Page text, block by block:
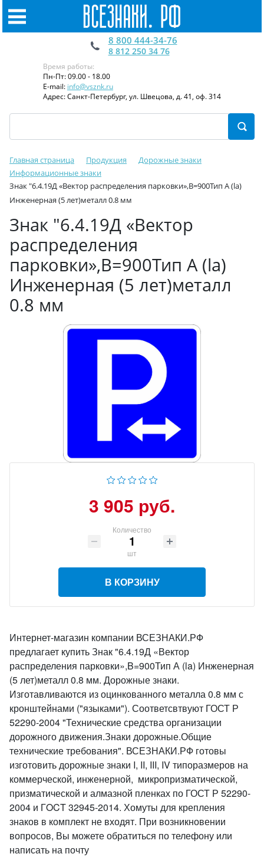
8 800 444-34-76
8 812 250 34 76
Время работы:
Пн-Пт: 09.00 - 18.00
E-mail: info@vsznk.ru
Адрес: Санкт-Петербург, ул. Швецова, д. 41, оф. 314
Главная страница Продукция
Дорожные знаки
Информационные знаки
Знак "6.4.19Д «Вектор распределения парковки»,B=900Тип А (la)
Инженерная (5 лет)металл 0.8 мм
Знак "6.4.19Д «Вектор
распределения
парковки»,B=900Тип А (la)
Инженерная (5 лет)металл
0.8 мм
3 905 руб.
Количество
шт
В КОРЗИНУ
Интернет-магазин компании ВСЕЗНАКИ.РФ
предлагает купить Знак "6.4.19Д «Вектор
распределения парковки»,B=900Тип А (la) Инженерная
(5 лет)металл 0.8 мм. Дорожные знаки.
Изготавливаются из оцинкованного металла 0.8 мм с
кронштейнами ("языками"). Соответсвтвуют ГОСТ Р
52290-2004 "Технические средства организации
дорожного движения.Знаки дорожные.Общие
технические требования". ВСЕЗНАКИ.РФ готовы
изготовить дорожные знаки I, II, III, IV типоразмеров на
коммерческой, инженерной, микропризматической,
призматической и алмазной пленках по ГОСТ Р 52290-
2004 и ГOCT 32945-2014. Хомуты для крепления
знаков в комплект не входят. При возникновении
вопросов, Вы можете обратиться по телефону или
написать на почту